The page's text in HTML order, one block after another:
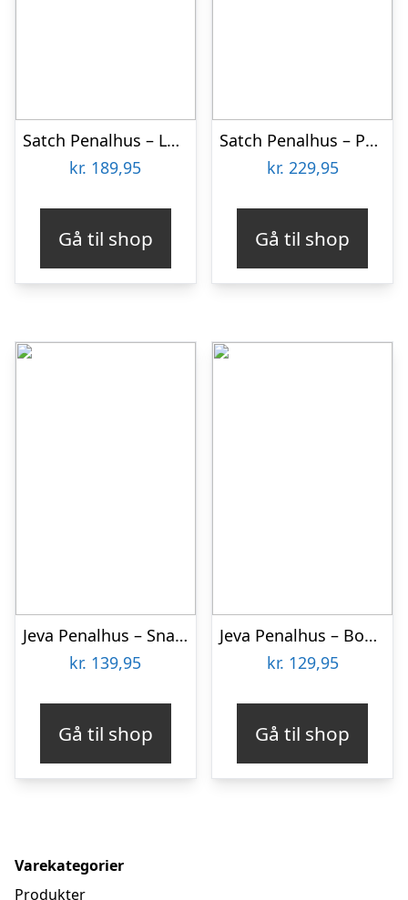
Satch Penalhus – Lazy Daisy
kr. 189,95
Gå til shop
Satch Penalhus – Purple Laser
kr. 229,95
Gå til shop
Jeva Penalhus – Snap – All Ball
kr. 139,95
Gå til shop
Jeva Penalhus – Box – Astro
kr. 129,95
Gå til shop
Varekategorier
Produkter